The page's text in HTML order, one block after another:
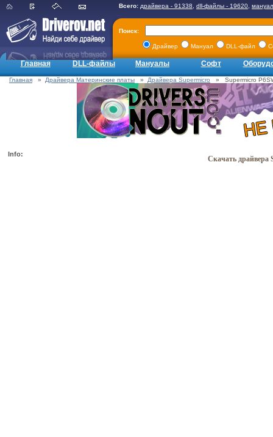
Всего: драйвера - 91338 dll-файлы - 19620
Поиск:
Драйвер Мануал DLL-файл
Главная DLL-файлы Мануалы Софт
Главная » Драйвера Материнские платы » Драйвера Supermicro » Supermicro
Info:
Скачать драйвера